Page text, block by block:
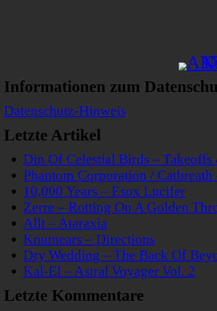
Informationen zum
Datenschutz-Hinweis
Letzte Artikel
Din Of Celestial Birds –
Phantom Corporation /
10,000 Years – Esox Lucifer
Zerre – Rotting On A Golden
Allt – Ataraxia
Knumears – Directions
Dry Wedding – The Back Of
Kal-El – Astral Voyager Vol. 2
Letzte Kommentare